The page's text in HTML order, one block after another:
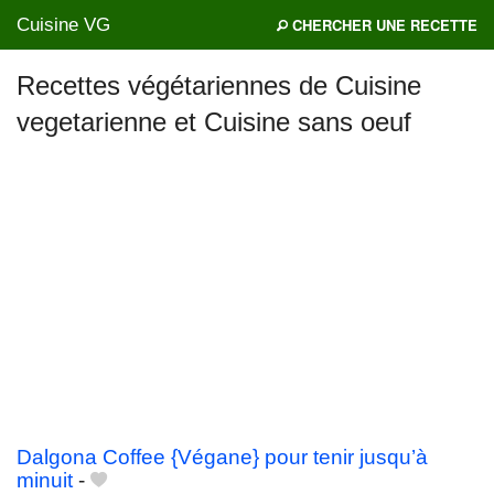
Cuisine VG CHERCHER UNE RECETTE
Mes blogs préférés
Recettes végétariennes de Cuisine
vegetarienne et Cuisine sans oeuf
Dalgona Coffee {Végane} pour tenir jusqu’à
minuit -